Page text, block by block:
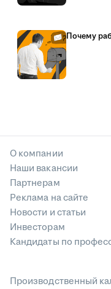
Почему
О компании
Наши вакансии
Партнерам
Реклама на сайте
Новости и статьи
Инвесторам
Кандидаты по
Производственный